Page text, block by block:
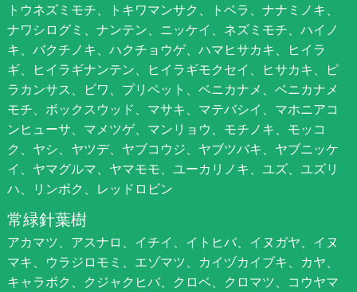
トウネズミモチ、トキワマンサク、トベラ、ナナミノキ、
ナワシログミ、ナンテン、ニッケイ、ネズミモチ、ハイノ
キ、バクチノキ、ハクチョウゲ、ハマヒサカキ、ヒイラ
ギ、ヒイラギナンテン、ヒイラギモクセイ、ヒサカキ、ピ
ラカンサス、ビワ、プリペット、ベニカナメ、ベニカナメ
モチ、ボックスウッド、マサキ、マテバシイ、マホニアコ
ンヒューサ、マメツゲ、マンリョウ、モチノキ、モッコ
ク、ヤシ、ヤツデ、ヤブコウジ、ヤブツバキ、ヤブニッケ
イ、ヤマグルマ、ヤマモモ、ユーカリノキ、ユズ、ユズリ
ハ、リンボク、レッドロビン
常緑針葉樹
アカマツ、アスナロ、イチイ、イトヒバ、イヌガヤ、イヌ
マキ、ウラジロモミ、エゾマツ、カイヅカイブキ、カヤ、
キャラボク、クジャクヒバ、クロベ、クロマツ、コウヤマ